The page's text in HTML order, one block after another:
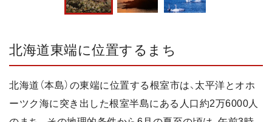
北海道東端に位置するまち
北海道（本島）の東端に位置する根室市は、太平洋とオホ
ーツク海に突き出した根室半島にある人口約2万6000人